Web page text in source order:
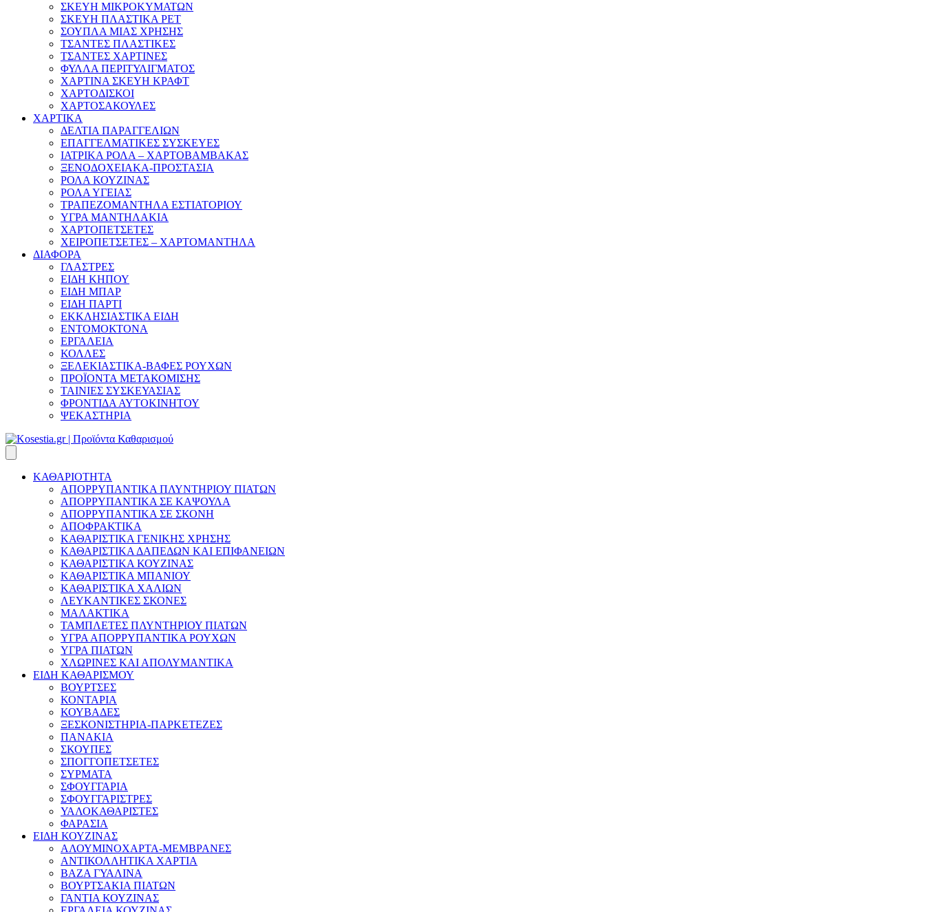
ΣΚΕΥΗ ΜΙΚΡΟΚΥΜΑΤΩΝ
ΣΚΕΥΗ ΠΛΑΣΤΙΚΑ PET
ΣΟΥΠΛΑ ΜΙΑΣ ΧΡΗΣΗΣ
ΤΣΑΝΤΕΣ ΠΛΑΣΤΙΚΕΣ
ΤΣΑΝΤΕΣ ΧΑΡΤΙΝΕΣ
ΦΥΛΛΑ ΠΕΡΙΤΥΛΙΓΜΑΤΟΣ
ΧΑΡΤΙΝΑ ΣΚΕΥΗ ΚΡΑΦΤ
ΧΑΡΤΟΔΙΣΚΟΙ
ΧΑΡΤΟΣΑΚΟΥΛΕΣ
ΧΑΡΤΙΚΑ
ΔΕΛΤΙΑ ΠΑΡΑΓΓΕΛΙΩΝ
ΕΠΑΓΓΕΛΜΑΤΙΚΕΣ ΣΥΣΚΕΥΕΣ
ΙΑΤΡΙΚΑ ΡΟΛΑ – ΧΑΡΤΟΒΑΜΒΑΚΑΣ
ΞΕΝΟΔΟΧΕΙΑΚΑ-ΠΡΟΣΤΑΣΙΑ
ΡΟΛΑ ΚΟΥΖΙΝΑΣ
ΡΟΛΑ ΥΓΕΙΑΣ
ΤΡΑΠΕΖΟΜΑΝΤΗΛΑ ΕΣΤΙΑΤΟΡΙΟΥ
ΥΓΡΑ ΜΑΝΤΗΛΑΚΙΑ
ΧΑΡΤΟΠΕΤΣΕΤΕΣ
ΧΕΙΡΟΠΕΤΣΕΤΕΣ – ΧΑΡΤΟΜΑΝΤΗΛΑ
ΔΙΑΦΟΡΑ
ΓΛΑΣΤΡΕΣ
ΕΙΔΗ ΚΗΠΟΥ
ΕΙΔΗ ΜΠΑΡ
ΕΙΔΗ ΠΑΡΤΙ
ΕΚΚΛΗΣΙΑΣΤΙΚΑ ΕΙΔΗ
ΕΝΤΟΜΟΚΤΟΝΑ
ΕΡΓΑΛΕΙΑ
ΚΟΛΛΕΣ
ΞΕΛΕΚΙΑΣΤΙΚΑ-ΒΑΦΕΣ ΡΟΥΧΩΝ
ΠΡΟΪΟΝΤΑ ΜΕΤΑΚΟΜΙΣΗΣ
ΤΑΙΝΙΕΣ ΣΥΣΚΕΥΑΣΙΑΣ
ΦΡΟΝΤΙΔΑ ΑΥΤΟΚΙΝΗΤΟΥ
ΨΕΚΑΣΤΗΡΙΑ
ΚΑΘΑΡΙΟΤΗΤΑ
ΑΠΟΡΡΥΠΑΝΤΙΚΑ ΠΛΥΝΤΗΡΙΟΥ ΠΙΑΤΩΝ
ΑΠΟΡΡΥΠΑΝΤΙΚΑ ΣΕ ΚΑΨΟΥΛΑ
ΑΠΟΡΡΥΠΑΝΤΙΚΑ ΣΕ ΣΚΟΝΗ
ΑΠΟΦΡΑΚΤΙΚΑ
ΚΑΘΑΡΙΣΤΙΚΑ ΓΕΝΙΚΗΣ ΧΡΗΣΗΣ
ΚΑΘΑΡΙΣΤΙΚΑ ΔΑΠΕΔΩΝ ΚΑΙ ΕΠΙΦΑΝΕΙΩΝ
ΚΑΘΑΡΙΣΤΙΚΑ ΚΟΥΖΙΝΑΣ
ΚΑΘΑΡΙΣΤΙΚΑ ΜΠΑΝΙΟΥ
ΚΑΘΑΡΙΣΤΙΚΑ ΧΑΛΙΩΝ
ΛΕΥΚΑΝΤΙΚΕΣ ΣΚΟΝΕΣ
ΜΑΛΑΚΤΙΚΑ
ΤΑΜΠΛΕΤΕΣ ΠΛΥΝΤΗΡΙΟΥ ΠΙΑΤΩΝ
ΥΓΡΑ ΑΠΟΡΡΥΠΑΝΤΙΚΑ ΡΟΥΧΩΝ
ΥΓΡΑ ΠΙΑΤΩΝ
ΧΛΩΡΙΝΕΣ ΚΑΙ ΑΠΟΛΥΜΑΝΤΙΚΑ
ΕΙΔΗ ΚΑΘΑΡΙΣΜΟΥ
ΒΟΥΡΤΣΕΣ
ΚΟΝΤΑΡΙΑ
ΚΟΥΒΑΔΕΣ
ΞΕΣΚΟΝΙΣΤΗΡΙΑ-ΠΑΡΚΕΤΕΖΕΣ
ΠΑΝΑΚΙΑ
ΣΚΟΥΠΕΣ
ΣΠΟΓΓΟΠΕΤΣΕΤΕΣ
ΣΥΡΜΑΤΑ
ΣΦΟΥΓΓΑΡΙΑ
ΣΦΟΥΓΓΑΡΙΣΤΡΕΣ
ΥΑΛΟΚΑΘΑΡΙΣΤΕΣ
ΦΑΡΑΣΙΑ
ΕΙΔΗ ΚΟΥΖΙΝΑΣ
ΑΛΟΥΜΙΝΟΧΑΡΤΑ-ΜΕΜΒΡΑΝΕΣ
ΑΝΤΙΚΟΛΛΗΤΙΚΑ ΧΑΡΤΙΑ
ΒΑΖΑ ΓΥΑΛΙΝΑ
ΒΟΥΡΤΣΑΚΙΑ ΠΙΑΤΩΝ
ΓΑΝΤΙΑ ΚΟΥΖΙΝΑΣ